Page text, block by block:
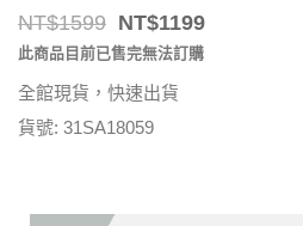
NT$1599 Original
price
was:
NT$1599.
NT$1199Current
此商品目前已售完無法訂購
全館現貨，快速出貨
貨號: 31SA18059